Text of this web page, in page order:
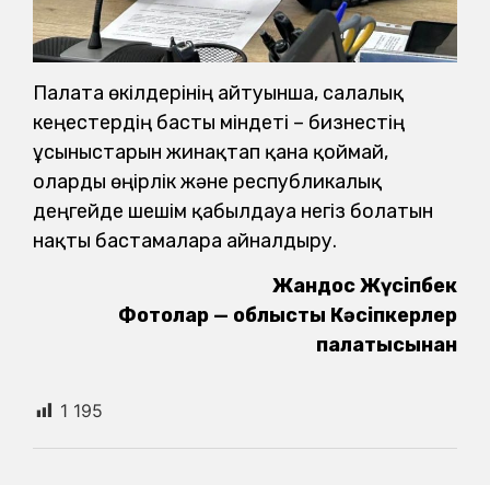
Палата өкілдерінің айтуынша, салалық
кеңестердің басты міндеті – бизнестің
ұсыныстарын жинақтап қана қоймай,
оларды өңірлік және республикалық
деңгейде шешім қабылдауға негіз болатын
нақты бастамаларға айналдыру.
Жандос Жүсіпбек
Фотолар — облыстық Кәсіпкерлер
палатысынан
1 195